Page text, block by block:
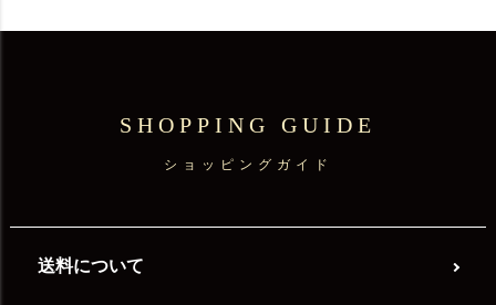
SHOPPING GUIDE
ショッピングガイド
送料について